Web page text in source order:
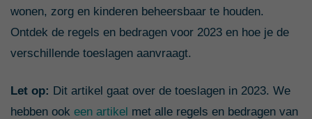
wonen, zorg en kinderen beheersbaar te houden.
Ontdek de regels en bedragen voor 2023 en hoe je de
verschillende toeslagen aanvraagt.
Let op: Dit artikel gaat over de toeslagen in 2023. We
hebben ook een artikel met alle regels en bedragen van